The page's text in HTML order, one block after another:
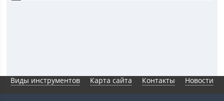
Виды инструментов Карта сайта Контакты Новости